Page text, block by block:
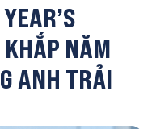
NĂM
ANH TRẢI